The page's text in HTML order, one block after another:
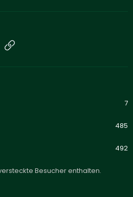
E-Mail
7
485
492
Besucher enthalten.